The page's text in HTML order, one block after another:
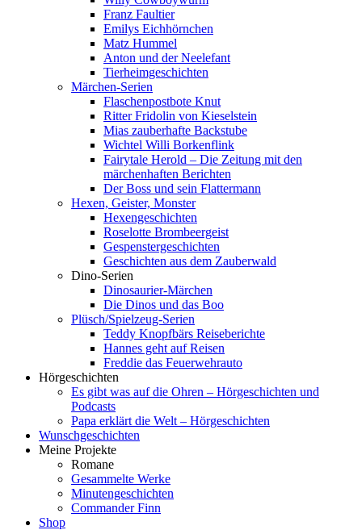
Franz Faultier
Emilys Eichhörnchen
Matz Hummel
Anton und der Neelefant
Tierheimgeschichten
Märchen-Serien
Flaschenpostbote Knut
Ritter Fridolin von Kieselstein
Mias zauberhafte Backstube
Wichtel Willi Borkenflink
Fairytale Herold – Die Zeitung mit den
märchenhaften Berichten
Der Boss und sein Flattermann
Hexen, Geister, Monster
Hexengeschichten
Roselotte Brombeergeist
Gespenstergeschichten
Geschichten aus dem Zauberwald
Dino-Serien
Dinosaurier-Märchen
Die Dinos und das Boo
Plüsch/Spielzeug-Serien
Teddy Knopfbärs Reiseberichte
Hannes geht auf Reisen
Freddie das Feuerwehrauto
Hörgeschichten
Es gibt was auf die Ohren – Hörgeschichten und
Podcasts
Papa erklärt die Welt – Hörgeschichten
Wunschgeschichten
Meine Projekte
Romane
Gesammelte Werke
Minutengeschichten
Commander Finn
Shop